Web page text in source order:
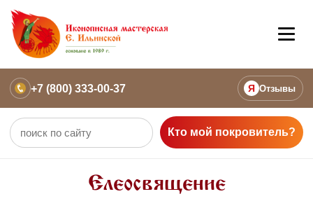
+7 (800) 333-00-37 Я Отзывы
Кто мой покровитель?
Елеосвящение